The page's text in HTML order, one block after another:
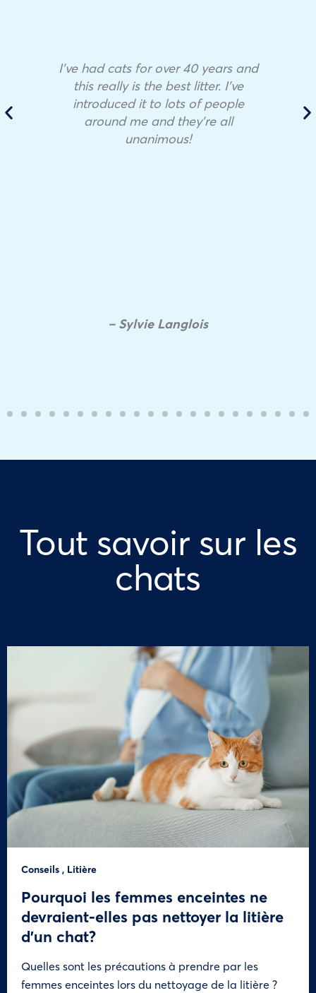
I’ve had cats for over 40 years and
this really is the best litter. I’ve
introduced it to lots of people
around me and they’re all
unanimous!
– Sylvie Langlois
Tout savoir sur les
chats
Conseils , Litière
Pourquoi les femmes enceintes ne
devraient-elles pas nettoyer la litière
d’un chat?
Quelles sont les précautions à prendre par les
femmes enceintes lors du nettoyage de la litière ?